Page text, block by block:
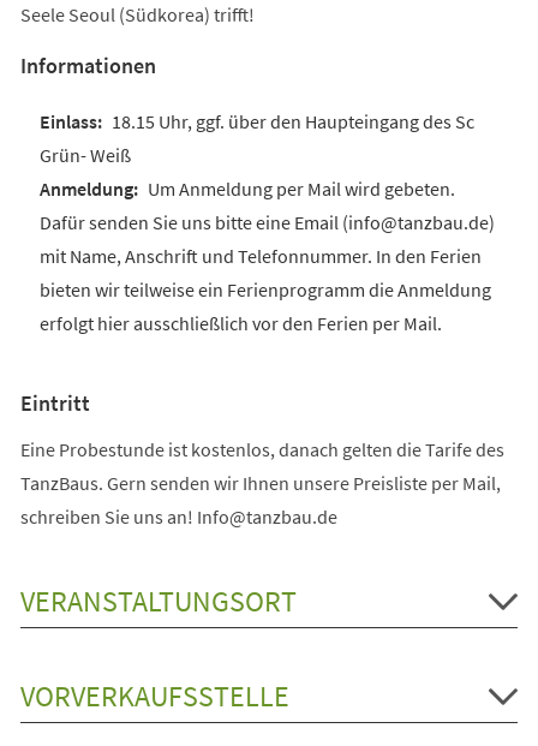
Seele Seoul (Südkorea) trifft!
Informationen
18.15 Uhr, ggf. über den Haupteingang des Sc
Grün- Weiß
Um Anmeldung per Mail wird gebeten.
Dafür senden Sie uns bitte eine Email (info@tanzbau.de)
mit Name, Anschrift und Telefonnummer. In den Ferien
bieten wir teilweise ein Ferienprogramm die Anmeldung
erfolgt hier ausschließlich vor den Ferien per Mail.
Eintritt
Eine Probestunde ist kostenlos, danach gelten die Tarife des
TanzBaus. Gern senden wir Ihnen unsere Preisliste per Mail,
schreiben Sie uns an! Info@tanzbau.de
VERANSTALTUNGSORT
VORVERKAUFSSTELLE